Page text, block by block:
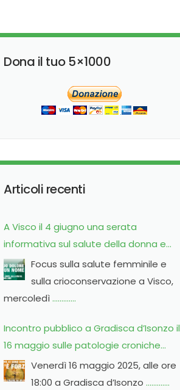
Dona il tuo 5×1000
Articoli recenti
A Visco il 4 giugno una serata
informativa sul salute della donna e
crioconservazione
Focus sulla salute femminile e
sulla crioconservazione a Visco,
mercoledì………….
Incontro pubblico a Gradisca d’Isonzo il
16 maggio sulle patologie croniche
femminiliVenerdì 16 maggio 2025, alle ore
18:00 a Gradisca d’Isonzo ………….